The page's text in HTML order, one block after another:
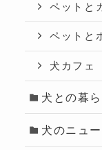
ペットと
ペットと
犬カフェ
犬との暮
犬のニュ